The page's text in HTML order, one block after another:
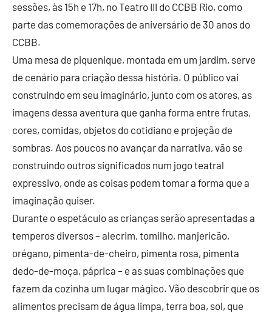
sessões, às 15h e 17h, no Teatro III do CCBB Rio, como
parte das comemorações de aniversário de 30 anos do
CCBB.
Uma mesa de piquenique, montada em um jardim, serve
de cenário para criação dessa história. O público vai
construindo em seu imaginário, junto com os atores, as
imagens dessa aventura que ganha forma entre frutas,
cores, comidas, objetos do cotidiano e projeção de
sombras. Aos poucos no avançar da narrativa, vão se
construindo outros significados num jogo teatral
expressivo, onde as coisas podem tomar a forma que a
imaginação quiser.
Durante o espetáculo as crianças serão apresentadas a
temperos diversos – alecrim, tomilho, manjericão,
orégano, pimenta-de-cheiro, pimenta rosa, pimenta
dedo-de-moça, páprica – e as suas combinações que
fazem da cozinha um lugar mágico. Vão descobrir que os
alimentos precisam de água limpa, terra boa, sol, que